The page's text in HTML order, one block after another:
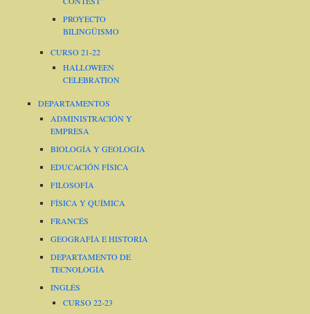
PROYECTO
BILINGÜISMO
CURSO 21-22
HALLOWEEN
CELEBRATION
DEPARTAMENTOS
ADMINISTRACIÓN Y
EMPRESA
BIOLOGÍA Y GEOLOGÍA
EDUCACIÓN FÍSICA
FILOSOFÍA
FÍSICA Y QUÍMICA
FRANCÉS
GEOGRAFÍA E HISTORIA
DEPARTAMENTO DE
TECNOLOGÍA
INGLÉS
CURSO 22-23